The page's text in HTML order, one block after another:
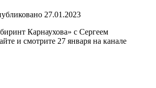
27.01.2023
Карнаухова» с Сергеем
и смотрите 27 января на канале